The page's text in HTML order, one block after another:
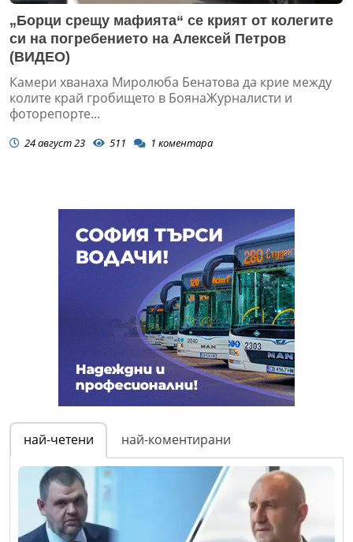
„Борци срещу мафията“ се крият от колегите
си на погребението на Алексей Петров
(ВИДЕО)
Камери хванаха Миролюба Бенатова да крие между
колите край гробището в БоянаЖурналисти и
фоторепорте...
24 август 23 511 1 коментара
най-четени най-коментирани